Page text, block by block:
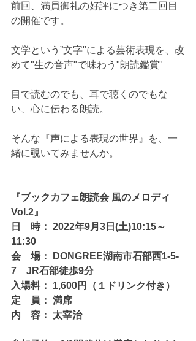
前回、満員御礼の好評につき第二回目
の開催です。
文学という”文字"による芸術表現を、改
めて"生の音声"で味わう"朗読鑑賞"
目で読むのでも、耳で聴くのでもな
い、心に伝わる朗読。
そんな『声による表現の世界』を、一
緒に覗いてみませんか。
『ブックカフェ朗読会 風のメロディ
Vol.2』
日　時： 2022年9月3日(土)10:15～
11:30
会　場： DONGREE湖南市石部西1-5-
7　JR石部徒歩9分
入場料： 1,600円（１ドリンク付き）
定　員： 満席
内　容： 太宰治